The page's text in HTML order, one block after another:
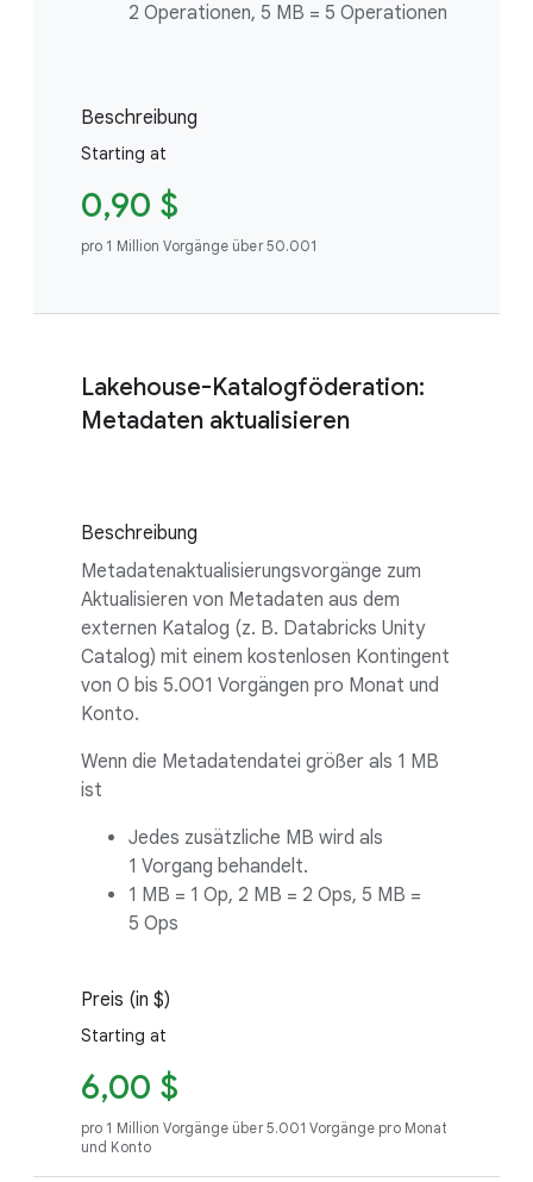
2 Operationen, 5 MB = 5 Operationen
Beschreibung
Starting at
0,90 $
pro 1 Million Vorgänge über 50.001
Lakehouse-Katalogföderation:
Metadaten aktualisieren
Beschreibung
Metadatenaktualisierungsvorgänge zum
Aktualisieren von Metadaten aus dem
externen Katalog (z. B. Databricks Unity
Catalog) mit einem kostenlosen Kontingent
von 0 bis 5.001 Vorgängen pro Monat und
Konto.
Wenn die Metadatendatei größer als 1 MB
ist
Jedes zusätzliche MB wird als
1 Vorgang behandelt.
1 MB = 1 Op, 2 MB = 2 Ops, 5 MB =
5 Ops
Preis (in $)
Starting at
6,00 $
pro 1 Million Vorgänge über 5.001 Vorgänge pro Monat
und Konto